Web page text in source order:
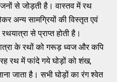
से जोड़ती है। वास्तव में रथ
अन्य सामग्रियों की विस्तृत एवं
से प्राप्त होती है।
के रथों को गरूड़ ध्वज और कपि
रथ में फांदे गये घोड़ों को शंख,
जाता है। सभी घोड़ों का रंग श्वेत